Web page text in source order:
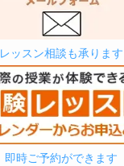
レッスン相談も承ります
即時ご予約ができます